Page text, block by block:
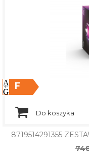
Do koszyka
8719514291355
F